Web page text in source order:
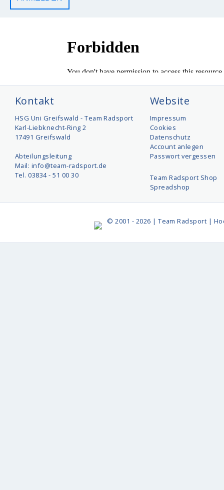
Kontakt
HSG Uni Greifswald - Team Radsport
Karl-Liebknecht-Ring 2
17491 Greifswald
Abteilungsleitung
Mail: info@team-radsport.de
Tel. 03834 - 51 00 30
Website
Impressum
Cookies
Datenschutz
Account anlegen
Passwort vergessen
Team Radsport Shop
Spreadshop
© 2001 - 2026 | Team Radsport |